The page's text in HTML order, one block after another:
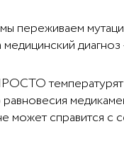
переживаем
температурят
равновесия
может справится с